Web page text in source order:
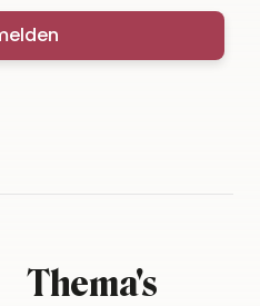
Thema's